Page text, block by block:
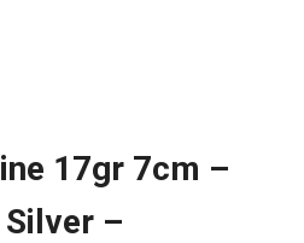
17gr 7cm –
–